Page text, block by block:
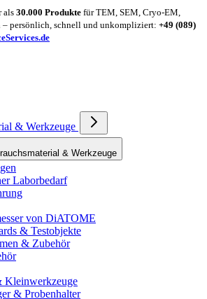
als 30.000 Produkte für TEM, SEM, Cryo-EM,
– persönlich, schnell und unkompliziert: +49 (089)
& Werkzeuge
& Werkzeuge
Laborbedarf
von DiATOME
& Testobjekte
& Zubehör
Kleinwerkzeuge
& Probenhalter